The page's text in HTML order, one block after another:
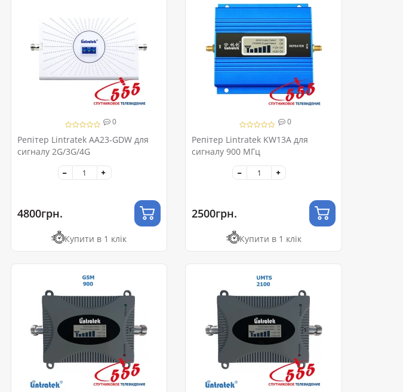
0
Репітер Lintratek AA23-GDW для
сигналу 2G/3G/4G
4800грн.
Купити в 1 клік
0
Репітер Lintratek KW13A для
сигналу 900 МГц
2500грн.
Купити в 1 клік